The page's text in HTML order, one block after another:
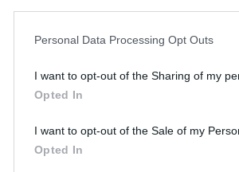
Personal Data Processing Opt Outs
I want to opt-out of the Sharing of my
Opted In
I want to opt-out of the Sale of my
Opted In